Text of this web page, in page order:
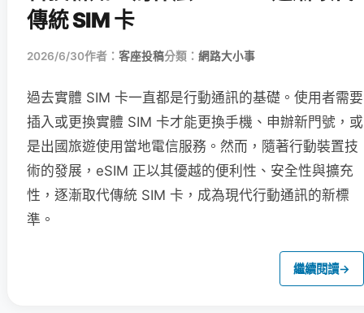
傳統 SIM 卡
2026/6/30作者： 客座投稿分類： 網路大小事
過去實體 SIM 卡一直都是行動通訊的基礎。使用者需要
插入或更換實體 SIM 卡才能更換手機、申辦新門號，或
是出國旅遊使用當地電信服務。然而，隨著行動裝置技
術的發展，eSIM 正以其優越的便利性、安全性與擴充
性，逐漸取代傳統 SIM 卡，成為現代行動通訊的新標
準。
繼續閱讀→